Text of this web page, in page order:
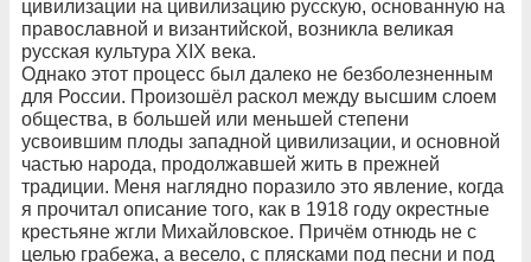
цивилизации на цивилизацию русскую, основанную на
православной и византийской, возникла великая
русская культура XIX века.
Однако этот процесс был далеко не безболезненным
для России. Произошёл раскол между высшим слоем
общества, в большей или меньшей степени
усвоившим плоды западной цивилизации, и основной
частью народа, продолжавшей жить в прежней
традиции. Меня наглядно поразило это явление, когда
я прочитал описание того, как в 1918 году окрестные
крестьяне жгли Михайловское. Причём отнюдь не с
целью грабежа, а весело, с плясками под песни и под